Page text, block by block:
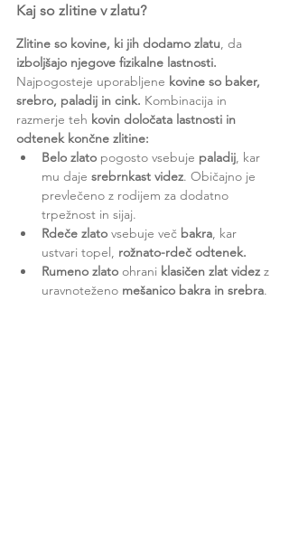
Kaj so zlitine v zlatu?
Zlitine so kovine, ki jih dodamo zlatu, da
izboljšajo njegove fizikalne lastnosti.
Najpogosteje uporabljene kovine so baker,
srebro, paladij in cink. Kombinacija in
razmerje teh kovin določata lastnosti in
odtenek končne zlitine:
Belo zlato pogosto vsebuje paladij, kar
mu daje srebrnkast videz. Običajno je
prevlečeno z rodijem za dodatno
trpežnost in sijaj.
Rdeče zlato vsebuje več bakra, kar
ustvari topel, rožnato-rdeč odtenek.
Rumeno zlato ohrani klasičen zlat videz z
uravnoteženo mešanico bakra in srebra.